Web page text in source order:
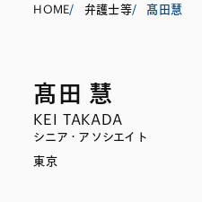
HOME/ 弁護士等/ 髙田慧
髙田 慧
KEI TAKADA
シニア・アソシエイト
東京